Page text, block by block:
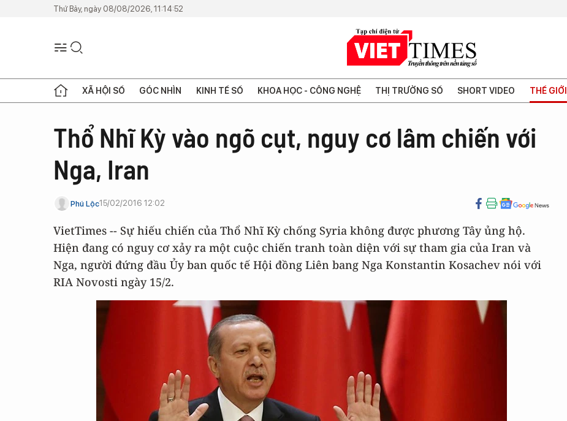
Thứ Bảy, ngày 08/08/2026, 11:14:52
XÃ HỘI SỐ GÓC NHÌN KINH TẾ SỐ KHOA HỌC - CÔNG NGHỆ THỊ TRƯỜNG SỐ SHORT VIDEO THẾ GIỚI
Thổ Nhĩ Kỳ vào ngõ cụt, nguy cơ lâm chiến với
Nga, Iran
Phú Lộc15/02/2016 12:02
VietTimes -- Sự hiếu chiến của Thổ Nhĩ Kỳ chống Syria không được phương Tây ủng hộ.
Hiện đang có nguy cơ xảy ra một cuộc chiến tranh toàn diện với sự tham gia của Iran và
Nga, người đứng đầu Ủy ban quốc tế Hội đồng Liên bang Nga Konstantin Kosachev nói với
RIA Novosti ngày 15/2.